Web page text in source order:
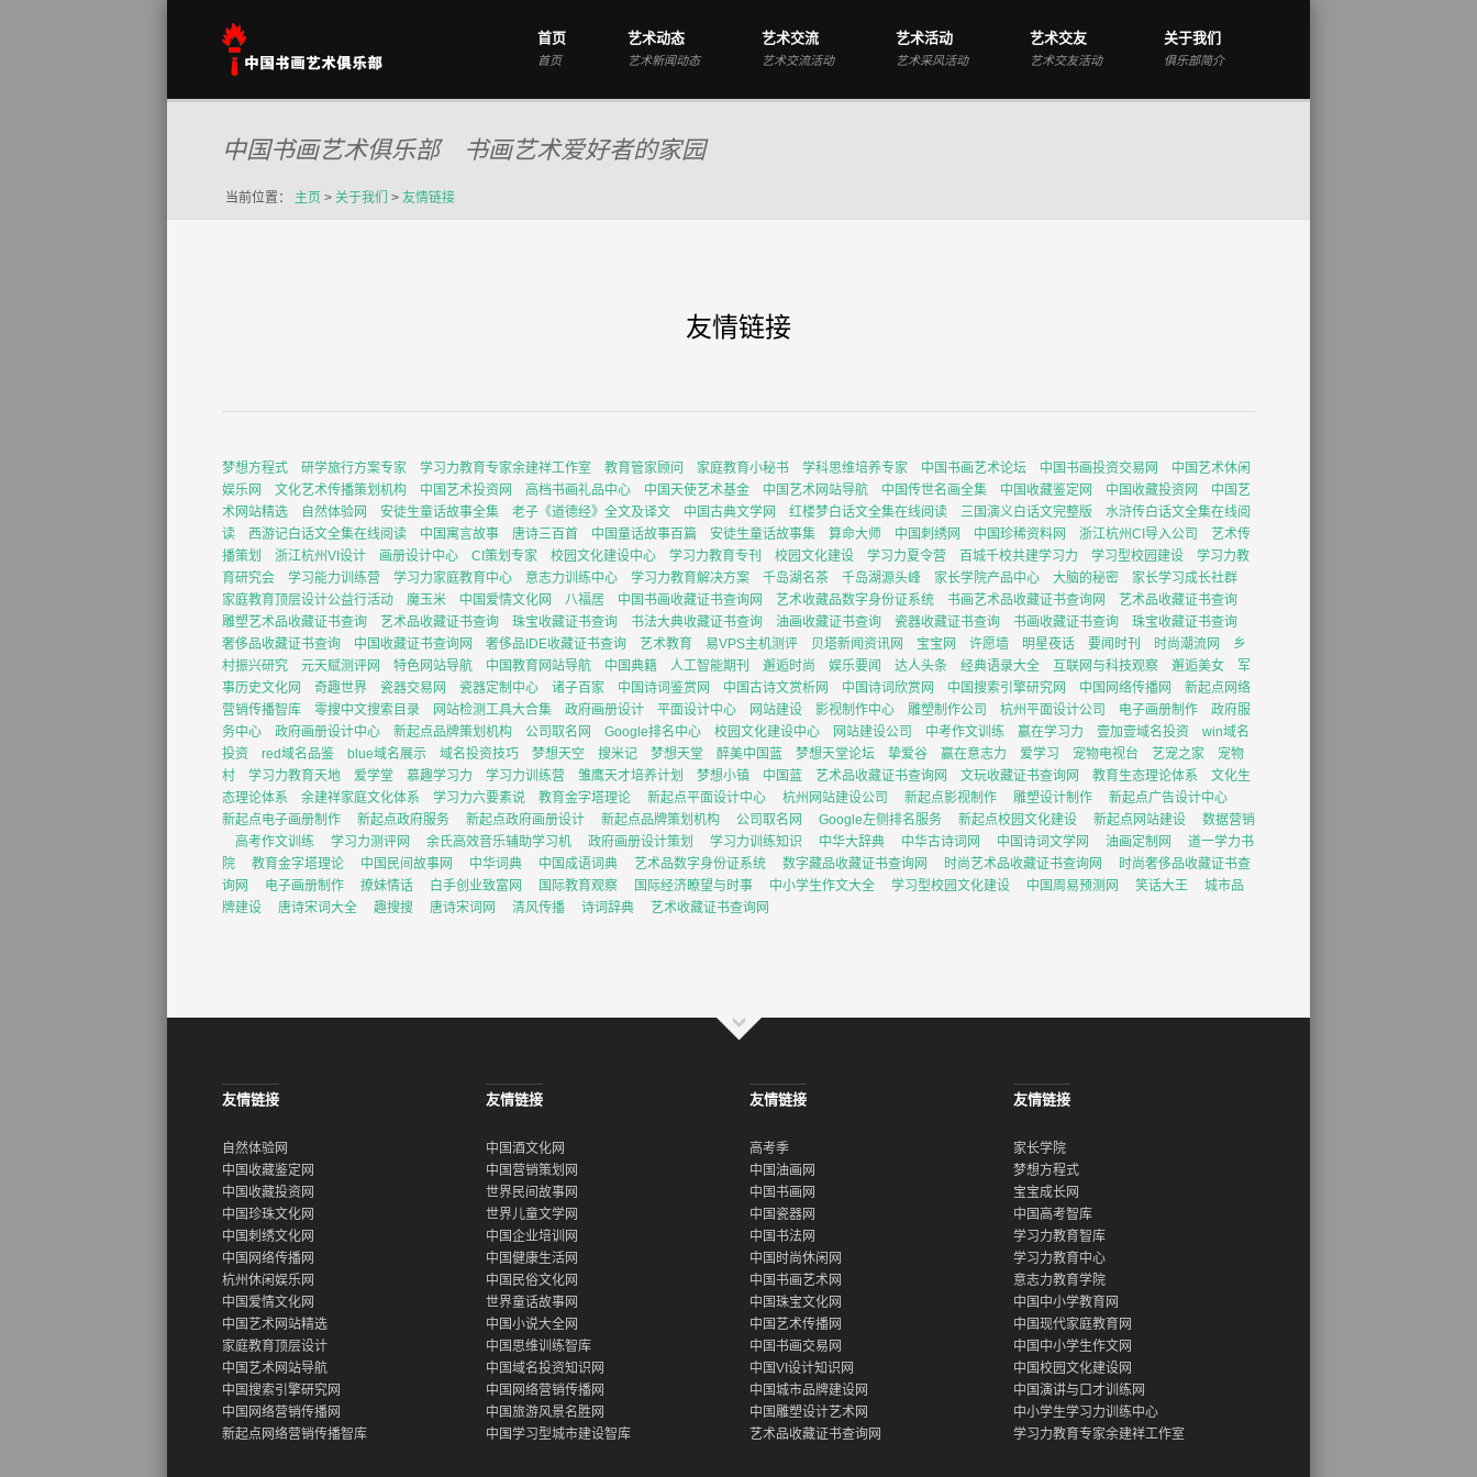
首页
首页
艺术动态
艺术新闻动态
艺术交流
艺术交流活动
艺术活动
艺术采风活动
艺术交友
艺术交友活动
关于我们
俱乐部简介
中国书画艺术俱乐部 书画艺术爱好者的家园
当前位置： 主页 > 关于我们 > 友情链接
友情链接
梦想方程式 研学旅行方案专家 学习力教育专家余建祥工作室 教育管家顾问 家庭教育小秘书 学科思维培养专家 中国书画艺术论坛 中国书画投资交易网
中国艺术休闲
娱乐网
文化艺术传播策划机构 中国艺术投资网 高档书画礼品中心 中国天使艺术基金 中国艺术网站导航 中国传世名画全集 中国收藏鉴定网 中国收藏投资网
中国艺
术网站精选
自然体验网 安徒生童话故事全集 老子《道德经》全文及译文 中国古典文学网 红楼梦白话文全集在线阅读 三国演义白话文完整版
水浒传白话文全集在线阅
读
西游记白话文全集在线阅读 中国寓言故事 唐诗三百首 中国童话故事百篇 安徒生童话故事集 算命大师 中国刺绣网 中国珍稀资料网 浙江杭州CI导入公司
艺术传
播策划
浙江杭州VI设计 画册设计中心 CI策划专家 校园文化建设中心 学习力教育专刊 校园文化建设 学习力夏令营 百城千校共建学习力 学习型校园建设
学习力教
育研究会
学习能力训练营 学习力家庭教育中心 意志力训练中心 学习力教育解决方案 千岛湖名茶 千岛湖源头峰 家长学院产品中心 大脑的秘密
家长学习成长社群
家庭教育顶层设计公益行活动
魔玉米 中国爱情文化网 八福居 中国书画收藏证书查询网 艺术收藏品数字身份证系统 书画艺术品收藏证书查询网
艺术品收藏证书查询
雕塑艺术品收藏证书查询
艺术品收藏证书查询 珠宝收藏证书查询 书法大典收藏证书查询 油画收藏证书查询 瓷器收藏证书查询 书画收藏证书查询
珠宝收藏证书查询
奢侈品收藏证书查询
中国收藏证书查询网 奢侈品IDE收藏证书查询 艺术教育 易VPS主机测评 贝塔新闻资讯网 宝宝网 许愿墙 明星夜话 要闻时刊 时尚潮流网
乡
村振兴研究
元天赋测评网 特色网站导航 中国教育网站导航 中国典籍 人工智能期刊 邂逅时尚 娱乐要闻 达人头条 经典语录大全 互联网与科技观察 邂逅美女
军
事历史文化网
奇趣世界 瓷器交易网 瓷器定制中心 诸子百家 中国诗词鉴赏网 中国古诗文赏析网 中国诗词欣赏网 中国搜索引擎研究网 中国网络传播网
新起点网络
营销传播智库
零搜中文搜索目录 网站检测工具大合集 政府画册设计 平面设计中心 网站建设 影视制作中心 雕塑制作公司 杭州平面设计公司 电子画册制作
政府服
务中心
政府画册设计中心 新起点品牌策划机构 公司取名网 Google排名中心 校园文化建设中心 网站建设公司 中考作文训练 赢在学习力 壹加壹域名投资
win域名
投资
red域名品鉴 blue域名展示 域名投资技巧 梦想天空 搜米记 梦想天堂 醉美中国蓝 梦想天堂论坛 挚爱谷 赢在意志力 爱学习 宠物电视台 艺宠之家
宠物
村
学习力教育天地 爱学堂 慕趣学习力 学习力训练营 雏鹰天才培养计划 梦想小镇 中国蓝 艺术品收藏证书查询网 文玩收藏证书查询网 教育生态理论体系
文化生
态理论体系
余建祥家庭文化体系 学习力六要素说 教育金字塔理论 新起点平面设计中心 杭州网站建设公司 新起点影视制作 雕塑设计制作
新起点广告设计中心
新起点电子画册制作
新起点政府服务 新起点政府画册设计 新起点品牌策划机构 公司取名网 Google左侧排名服务 新起点校园文化建设 新起点网站建设
数据营销
高考作文训练
学习力测评网 余氏高效音乐辅助学习机 政府画册设计策划 学习力训练知识 中华大辞典 中华古诗词网 中国诗词文学网 油画定制网
道一学力书
院
教育金字塔理论 中国民间故事网 中华词典 中国成语词典 艺术品数字身份证系统 数字藏品收藏证书查询网 时尚艺术品收藏证书查询网
时尚奢侈品收藏证书查
询网
电子画册制作 撩妹情话 白手创业致富网 国际教育观察 国际经济瞭望与时事 中小学生作文大全 学习型校园文化建设 中国周易预测网 笑话大王
城市品
牌建设
唐诗宋词大全 趣搜搜 唐诗宋词网 清风传播 诗词辞典 艺术收藏证书查询网
友情链接
自然体验网
中国收藏鉴定网
中国收藏投资网
中国珍珠文化网
中国刺绣文化网
中国网络传播网
杭州休闲娱乐网
中国爱情文化网
中国艺术网站精选
家庭教育顶层设计
中国艺术网站导航
中国搜索引擎研究网
中国网络营销传播网
新起点网络营销传播智库
友情链接
中国酒文化网
中国营销策划网
世界民间故事网
世界儿童文学网
中国企业培训网
中国健康生活网
中国民俗文化网
世界童话故事网
中国小说大全网
中国思维训练智库
中国域名投资知识网
中国网络营销传播网
中国旅游风景名胜网
中国学习型城市建设智库
友情链接
高考季
中国油画网
中国书画网
中国瓷器网
中国书法网
中国时尚休闲网
中国书画艺术网
中国珠宝文化网
中国艺术传播网
中国书画交易网
中国VI设计知识网
中国城市品牌建设网
中国雕塑设计艺术网
艺术品收藏证书查询网
友情链接
家长学院
梦想方程式
宝宝成长网
中国高考智库
学习力教育智库
学习力教育中心
意志力教育学院
中国中小学教育网
中国现代家庭教育网
中国中小学生作文网
中国校园文化建设网
中国演讲与口才训练网
中小学生学习力训练中心
学习力教育专家余建祥工作室